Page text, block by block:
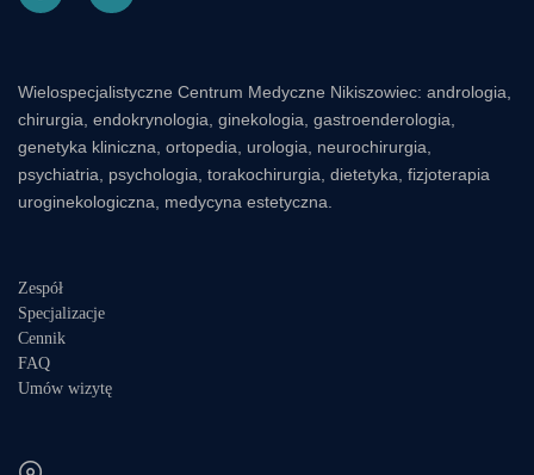
Wielospecjalistyczne Centrum Medyczne Nikiszowiec: andrologia,
chirurgia, endokrynologia, ginekologia, gastroenderologia,
genetyka kliniczna, ortopedia, urologia, neurochirurgia,
psychiatria, psychologia, torakochirurgia, dietetyka, fizjoterapia
uroginekologiczna, medycyna estetyczna.
Zespół
Specjalizacje
Cennik
FAQ
Umów wizytę